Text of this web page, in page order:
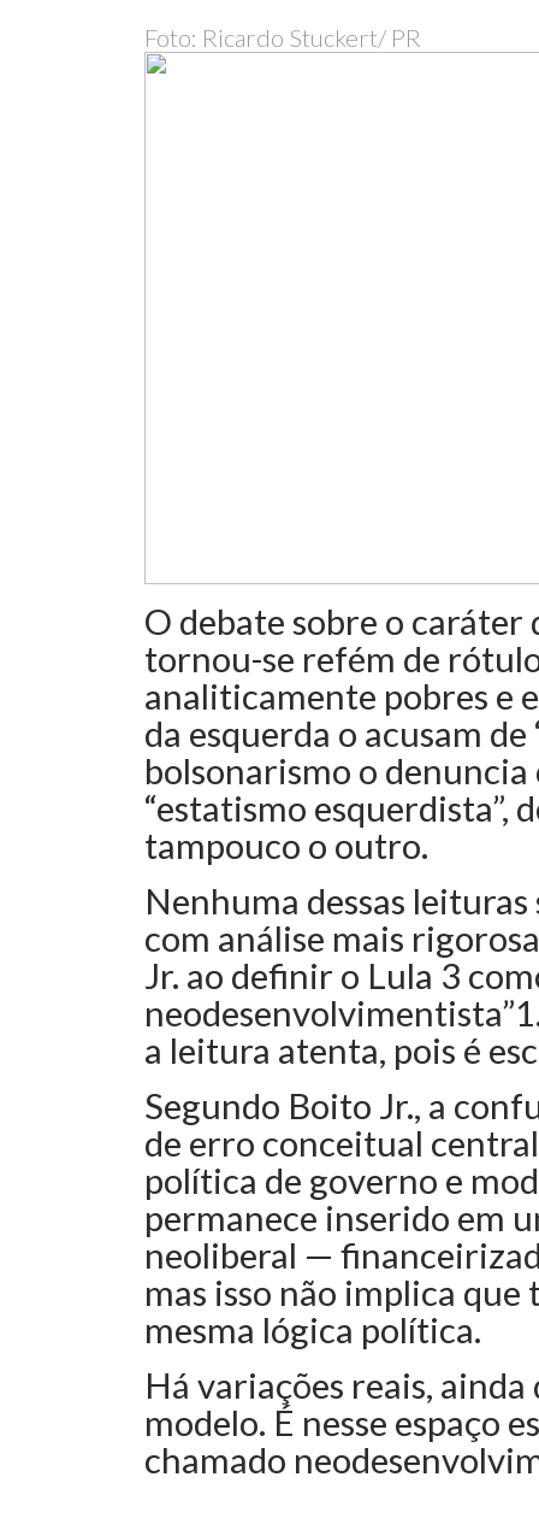
Foto: Ricardo Stuckert/ PR
O debate sobre o
tornou-se refém de
analiticamente pobres e
da esquerda o acusam
bolsonarismo o denuncia
“estatismo esquerdista”,
tampouco o outro.
Nenhuma dessas
com análise mais
Jr. ao definir o Lula 3
a leitura atenta, pois é
Segundo Boito Jr., a
de erro conceitual
política de governo e
permanece inserido em
neoliberal —
mas isso não implica
mesma lógica política.
Há variações reais,
modelo. É nesse espaço
chamado